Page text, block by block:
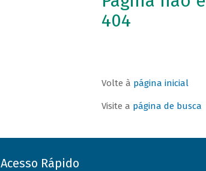
404
Volte à página inicial
Visite a página de busca
Acesso Rápido